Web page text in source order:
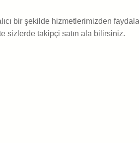
bir şekilde hizmetlerimizden
sizlerde takipçi satın ala bilirsiniz.